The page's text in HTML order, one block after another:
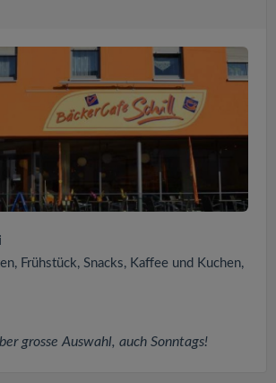
Frühstück, Snacks, Kaffee und Kuchen,
grosse Auswahl, auch Sonntags!